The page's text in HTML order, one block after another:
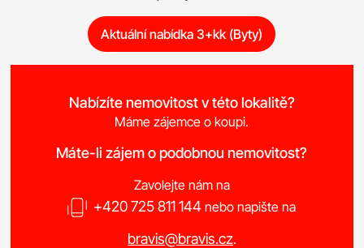
Aktuální nabídka 3+kk (Byty)
Nabízíte nemovitost v této lokalitě?
Máme zájemce o koupi.
Máte-li zájem o podobnou nemovitost?
Zavolejte nám na
+420 725 811 144 nebo napište na
bravis@bravis.cz.